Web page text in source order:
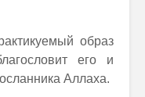
образ
его и
Аллаха.